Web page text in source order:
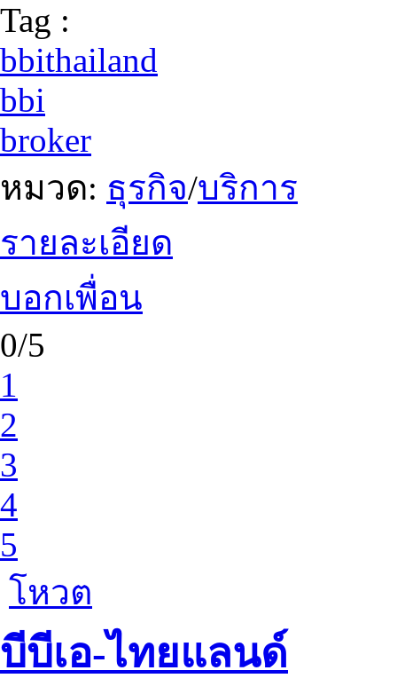
Tag :
bbithailand
bbi
broker
หมวด: ธุรกิจ/บริการ
รายละเอียด
บอกเพื่อน
0/5
1
2
3
4
5
โหวต
บีบีเอ-ไทยแลนด์